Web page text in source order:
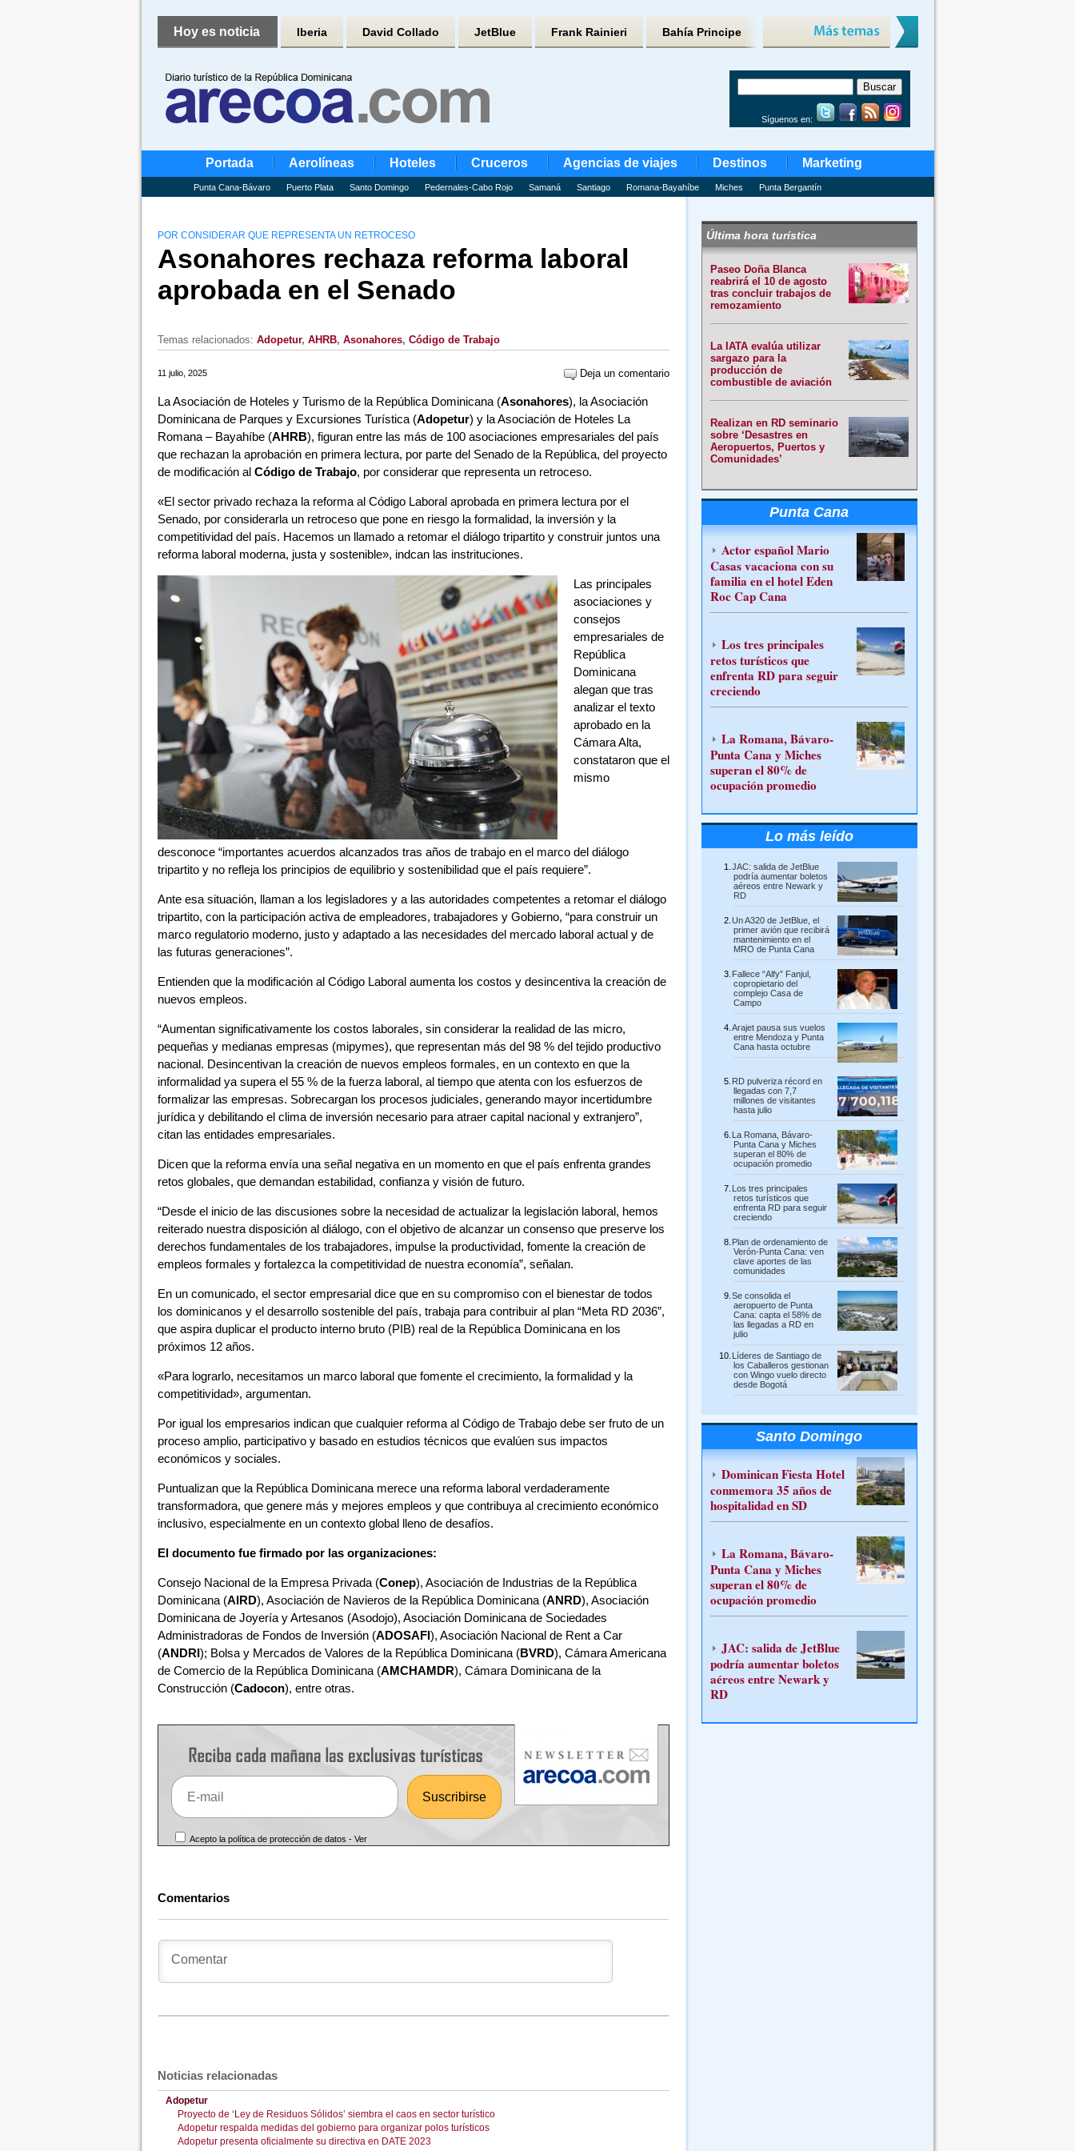
Hoy es noticia Iberia David Collado JetBlue Frank Rainieri Bahía Principe
Síguenos en:
Portada Aerolíneas Hoteles Cruceros Agencias de viajes Destinos Marketing
Punta Cana-Bávaro Puerto Plata Santo Domingo Pedernales-Cabo Rojo Samaná Santiago Romana-Bayahíbe Miches Punta Bergantín
POR CONSIDERAR QUE REPRESENTA UN RETROCESO
Asonahores rechaza reforma laboral
aprobada en el Senado
Temas relacionados: Adopetur, AHRB, Asonahores, Código de Trabajo
11 julio, 2025 Deja un comentario
La Asociación de Hoteles y Turismo de la República Dominicana (Asonahores), la Asociación
Dominicana de Parques y Excursiones Turística (Adopetur) y la Asociación de Hoteles La
Romana – Bayahíbe (AHRB), figuran entre las más de 100 asociaciones empresariales del país
que rechazan la aprobación en primera lectura, por parte del Senado de la República, del proyecto
de modificación al Código de Trabajo, por considerar que representa un retroceso.
«El sector privado rechaza la reforma al Código Laboral aprobada en primera lectura por el
Senado, por considerarla un retroceso que pone en riesgo la formalidad, la inversión y la
competitividad del país. Hacemos un llamado a retomar el diálogo tripartito y construir juntos una
reforma laboral moderna, justa y sostenible», indcan las instrituciones.
Las principales
asociaciones y
consejos
empresariales de
República
Dominicana
alegan que tras
analizar el texto
aprobado en la
Cámara Alta,
constataron que el
mismo
desconoce “importantes acuerdos alcanzados tras años de trabajo en el marco del diálogo
tripartito y no refleja los principios de equilibrio y sostenibilidad que el país requiere”.
Ante esa situación, llaman a los legisladores y a las autoridades competentes a retomar el diálogo
tripartito, con la participación activa de empleadores, trabajadores y Gobierno, “para construir un
marco regulatorio moderno, justo y adaptado a las necesidades del mercado laboral actual y de
las futuras generaciones”.
Entienden que la modificación al Código Laboral aumenta los costos y desincentiva la creación de
nuevos empleos.
“Aumentan significativamente los costos laborales, sin considerar la realidad de las micro,
pequeñas y medianas empresas (mipymes), que representan más del 98 % del tejido productivo
nacional. Desincentivan la creación de nuevos empleos formales, en un contexto en que la
informalidad ya supera el 55 % de la fuerza laboral, al tiempo que atenta con los esfuerzos de
formalizar las empresas. Sobrecargan los procesos judiciales, generando mayor incertidumbre
jurídica y debilitando el clima de inversión necesario para atraer capital nacional y extranjero”,
citan las entidades empresariales.
Dicen que la reforma envía una señal negativa en un momento en que el país enfrenta grandes
retos globales, que demandan estabilidad, confianza y visión de futuro.
“Desde el inicio de las discusiones sobre la necesidad de actualizar la legislación laboral, hemos
reiterado nuestra disposición al diálogo, con el objetivo de alcanzar un consenso que preserve los
derechos fundamentales de los trabajadores, impulse la productividad, fomente la creación de
empleos formales y fortalezca la competitividad de nuestra economía”, señalan.
En un comunicado, el sector empresarial dice que en su compromiso con el bienestar de todos
los dominicanos y el desarrollo sostenible del país, trabaja para contribuir al plan “Meta RD 2036”,
que aspira duplicar el producto interno bruto (PIB) real de la República Dominicana en los
próximos 12 años.
«Para lograrlo, necesitamos un marco laboral que fomente el crecimiento, la formalidad y la
competitividad», argumentan.
Por igual los empresarios indican que cualquier reforma al Código de Trabajo debe ser fruto de un
proceso amplio, participativo y basado en estudios técnicos que evalúen sus impactos
económicos y sociales.
Puntualizan que la República Dominicana merece una reforma laboral verdaderamente
transformadora, que genere más y mejores empleos y que contribuya al crecimiento económico
inclusivo, especialmente en un contexto global lleno de desafíos.
El documento fue firmado por las organizaciones:
Consejo Nacional de la Empresa Privada (Conep), Asociación de Industrias de la República
Dominicana (AIRD), Asociación de Navieros de la República Dominicana (ANRD), Asociación
Dominicana de Joyería y Artesanos (Asodojo), Asociación Dominicana de Sociedades
Administradoras de Fondos de Inversión (ADOSAFI), Asociación Nacional de Rent a Car
(ANDRI); Bolsa y Mercados de Valores de la República Dominicana (BVRD), Cámara Americana
de Comercio de la República Dominicana (AMCHAMDR), Cámara Dominicana de la
Construcción (Cadocon), entre otras.
Acepto la política de protección de datos -Ver
Comentarios
Noticias relacionadas
Adopetur
Proyecto de ‘Ley de Residuos Sólidos’ siembra el caos en sector turístico
Adopetur respalda medidas del gobierno para organizar polos turísticos
Adopetur presenta oficialmente su directiva en DATE 2023
Última hora turística
Paseo Doña Blanca
reabrirá el 10 de agosto
tras concluir trabajos de
remozamiento
La IATA evalúa utilizar
sargazo para la
producción de
combustible de aviación
Realizan en RD seminario
sobre ‘Desastres en
Aeropuertos, Puertos y
Comunidades’
Punta Cana
Actor español Mario
Casas vacaciona con su
familia en el hotel Eden
Roc Cap Cana
Los tres principales
retos turísticos que
enfrenta RD para seguir
creciendo
La Romana, Bávaro-
Punta Cana y Miches
superan el 80% de
ocupación promedio
Lo más leído
JAC: salida de JetBlue
podría aumentar boletos
aéreos entre Newark y
RD
Un A320 de JetBlue, el
primer avión que recibirá
mantenimiento en el
MRO de Punta Cana
Fallece “Alfy” Fanjul,
copropietario del
complejo Casa de
Campo
Arajet pausa sus vuelos
entre Mendoza y Punta
Cana hasta octubre
RD pulveriza récord en
llegadas con 7,7
millones de visitantes
hasta julio
La Romana, Bávaro-
Punta Cana y Miches
superan el 80% de
ocupación promedio
Los tres principales
retos turísticos que
enfrenta RD para seguir
creciendo
Plan de ordenamiento de
Verón-Punta Cana: ven
clave aportes de las
comunidades
Se consolida el
aeropuerto de Punta
Cana: capta el 58% de
las llegadas a RD en
julio
Líderes de Santiago de
los Caballeros gestionan
con Wingo vuelo directo
desde Bogotá
Santo Domingo
Dominican Fiesta Hotel
conmemora 35 años de
hospitalidad en SD
La Romana, Bávaro-
Punta Cana y Miches
superan el 80% de
ocupación promedio
JAC: salida de JetBlue
podría aumentar boletos
aéreos entre Newark y
RD